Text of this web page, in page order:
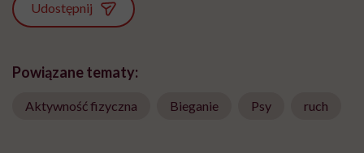
Udostępnij
Powiązane tematy:
Aktywność fizyczna Bieganie Psy ruch